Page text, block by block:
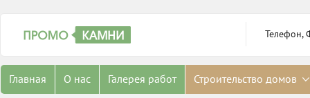
Телефон,
Главная О нас Галерея работ Строительство домов